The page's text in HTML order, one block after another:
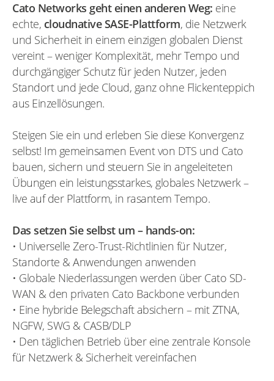
Cato Networks geht einen anderen Weg: eine
echte, cloudnative SASE-Plattform, die Netzwerk
und Sicherheit in einem einzigen globalen Dienst
vereint – weniger Komplexität, mehr Tempo und
durchgängiger Schutz für jeden Nutzer, jeden
Standort und jede Cloud, ganz ohne Flickenteppich
aus Einzellösungen.
Steigen Sie ein und erleben Sie diese Konvergenz
selbst! Im gemeinsamen Event von DTS und Cato
bauen, sichern und steuern Sie in angeleiteten
Übungen ein leistungsstarkes, globales Netzwerk –
live auf der Plattform, in rasantem Tempo.
Das setzen Sie selbst um – hands-on:
• Universelle Zero-Trust-Richtlinien für Nutzer,
Standorte & Anwendungen anwenden
• Globale Niederlassungen werden über Cato SD-
WAN & den privaten Cato Backbone verbunden
• Eine hybride Belegschaft absichern – mit ZTNA,
NGFW, SWG & CASB/DLP
• Den täglichen Betrieb über eine zentrale Konsole
für Netzwerk & Sicherheit vereinfachen